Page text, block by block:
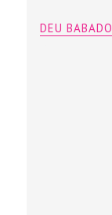
DEU BABADO